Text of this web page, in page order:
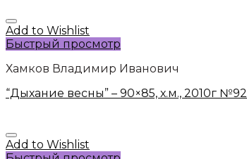
Add to Wishlist
Быстрый просмотр
Хамков Владимир Иванович
“Дыхание весны” – 90×85, х.м., 2010г №92
Add to Wishlist